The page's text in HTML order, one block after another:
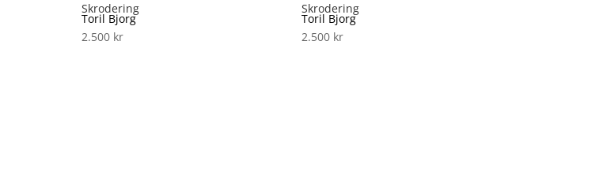
Skrodering
Toril Bjorg
2.500 kr
Skrodering
Toril Bjorg
2.500 kr